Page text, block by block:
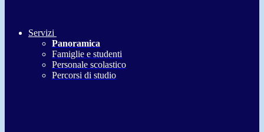
Servizi
Panoramica
Famiglie e studenti
Personale scolastico
Percorsi di studio